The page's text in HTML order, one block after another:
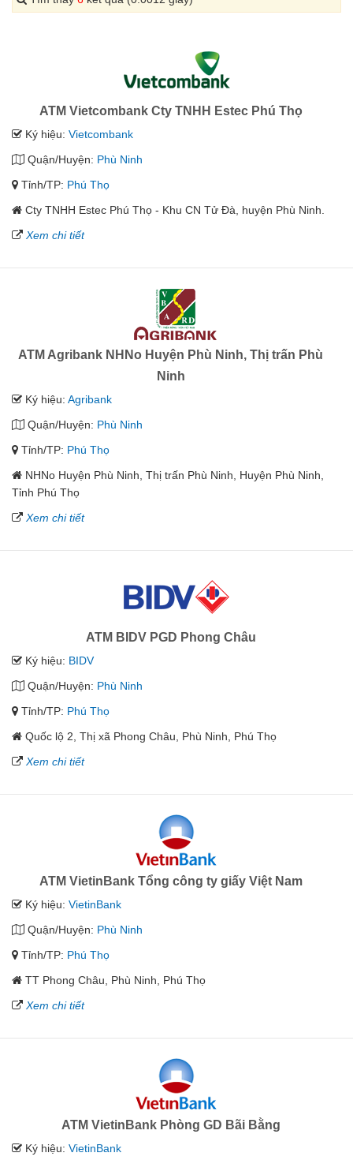
ATM Vietcombank Cty TNHH Estec Phú Thọ
Ký hiệu: Vietcombank
Quận/Huyện: Phù Ninh
Tỉnh/TP: Phú Thọ
Cty TNHH Estec Phú Thọ - Khu CN Tử Đà, huyện Phù Ninh.
Xem chi tiết
ATM Agribank NHNo Huyện Phù Ninh, Thị trấn Phù
Ninh
Ký hiệu: Agribank
Quận/Huyện: Phù Ninh
Tỉnh/TP: Phú Thọ
NHNo Huyện Phù Ninh, Thị trấn Phù Ninh, Huyện Phù Ninh,
Tỉnh Phú Thọ
Xem chi tiết
ATM BIDV PGD Phong Châu
Ký hiệu: BIDV
Quận/Huyện: Phù Ninh
Tỉnh/TP: Phú Thọ
Quốc lộ 2, Thị xã Phong Châu, Phù Ninh, Phú Thọ
Xem chi tiết
ATM VietinBank Tổng công ty giấy Việt Nam
Ký hiệu: VietinBank
Quận/Huyện: Phù Ninh
Tỉnh/TP: Phú Thọ
TT Phong Châu, Phù Ninh, Phú Thọ
Xem chi tiết
ATM VietinBank Phòng GD Bãi Bằng
Ký hiệu: VietinBank